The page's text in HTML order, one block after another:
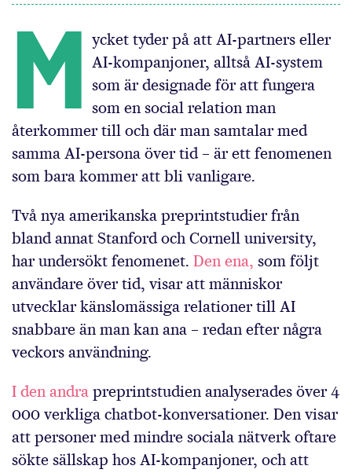
M ycket tyder på att AI-partners eller
AI-kompanjoner, alltså AI-system
som är designade för att fungera
som en social relation man
återkommer till och där man samtalar med
samma AI-persona över tid – är ett fenomenen
som bara kommer att bli vanligare.
Två nya amerikanska preprintstudier från
bland annat Stanford och Cornell university,
har undersökt fenomenet. Den ena, som följt
användare över tid, visar att människor
utvecklar känslomässiga relationer till AI
snabbare än man kan ana – redan efter några
veckors användning.
I den andra preprintstudien analyserades över 4
000 verkliga chatbot-konversationer. Den visar
att personer med mindre sociala nätverk oftare
sökte sällskap hos AI-kompanjoner, och att